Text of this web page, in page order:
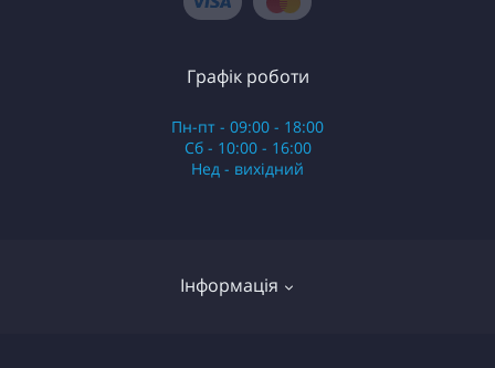
Інформація
Графік роботи
Пн-пт - 09:00 - 18:00
Сб - 10:00 - 16:00
Нед - вихідний